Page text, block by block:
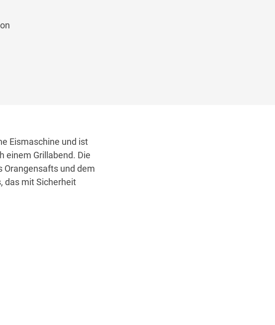
Eismaschine und ist
einem Grillabend. Die
Orangensafts und dem
das mit Sicherheit